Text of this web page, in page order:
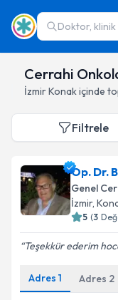
Doktor, klinik
Cerrahi
İzmirKonakiçinde
Filtrele
Op. Dr.
Genel
İzmir,
5 (3
Teşekkür ederim
Adres 1 Adres 2